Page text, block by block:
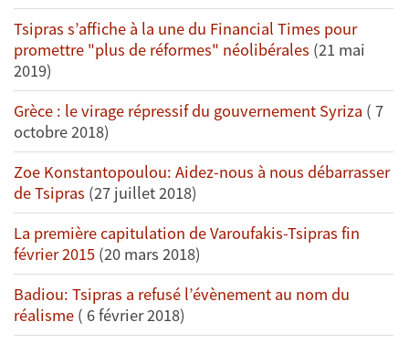
Tsipras s’affiche à la une du Financial Times pour
promettre "plus de réformes" néolibérales (21 mai
2019)
Grèce : le virage répressif du gouvernement Syriza ( 7
octobre 2018)
Zoe Konstantopoulou: Aidez-nous à nous débarrasser
de Tsipras (27 juillet 2018)
La première capitulation de Varoufakis-Tsipras fin
février 2015 (20 mars 2018)
Badiou: Tsipras a refusé l’évènement au nom du
réalisme ( 6 février 2018)